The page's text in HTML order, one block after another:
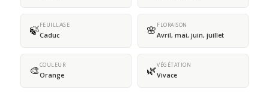
🍃FEUILLAGE
Caduc 🌸 FLORAISON
Avril, mai, juin, juillet
🎨COULEUR
Orange 🌿VÉGÉTATION
Vivace